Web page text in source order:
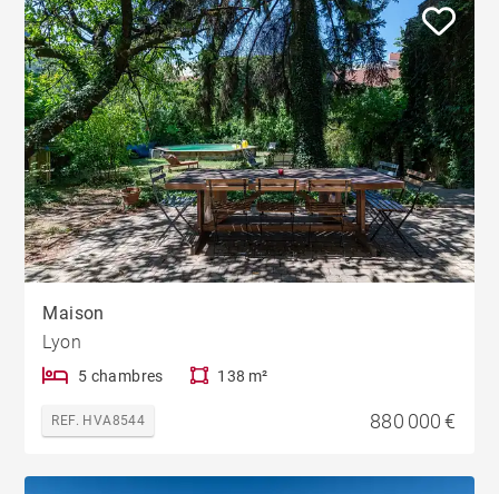
Maison
Lyon
5 chambres 138 m²
REF. HVA8544 880 000 €